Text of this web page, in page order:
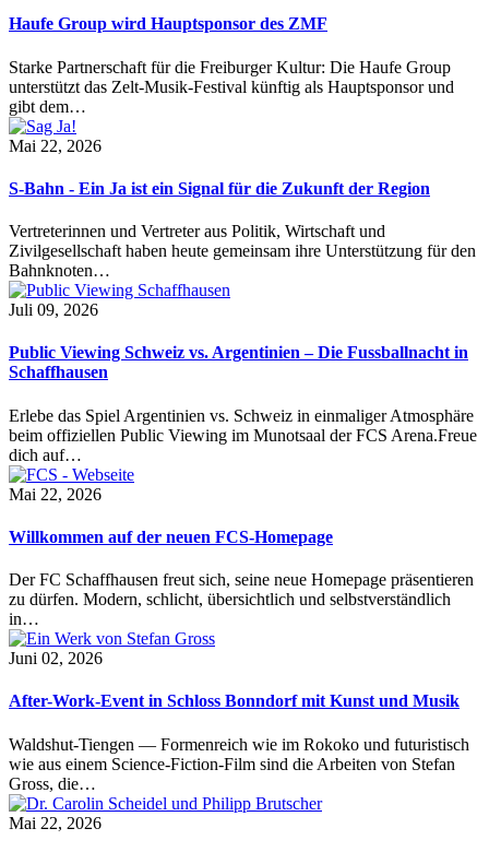
Haufe Group wird Hauptsponsor des ZMF
Starke Partnerschaft für die Freiburger Kultur: Die Haufe Group
unterstützt das Zelt-Musik-Festival künftig als Hauptsponsor und
gibt dem…
Mai 22, 2026
S-Bahn - Ein Ja ist ein Signal für die Zukunft der Region
Vertreterinnen und Vertreter aus Politik, Wirtschaft und
Zivilgesellschaft haben heute gemeinsam ihre Unterstützung für den
Bahnknoten…
Juli 09, 2026
Public Viewing Schweiz vs. Argentinien – Die Fussballnacht in
Schaffhausen
Erlebe das Spiel Argentinien vs. Schweiz in einmaliger Atmosphäre
beim offiziellen Public Viewing im Munotsaal der FCS Arena.Freue
dich auf…
Mai 22, 2026
Willkommen auf der neuen FCS-Homepage
Der FC Schaffhausen freut sich, seine neue Homepage präsentieren
zu dürfen. Modern, schlicht, übersichtlich und selbstverständlich
in…
Juni 02, 2026
After-Work-Event in Schloss Bonndorf mit Kunst und Musik
Waldshut-Tiengen — Formenreich wie im Rokoko und futuristisch
wie aus einem Science-Fiction-Film sind die Arbeiten von Stefan
Gross, die…
Mai 22, 2026